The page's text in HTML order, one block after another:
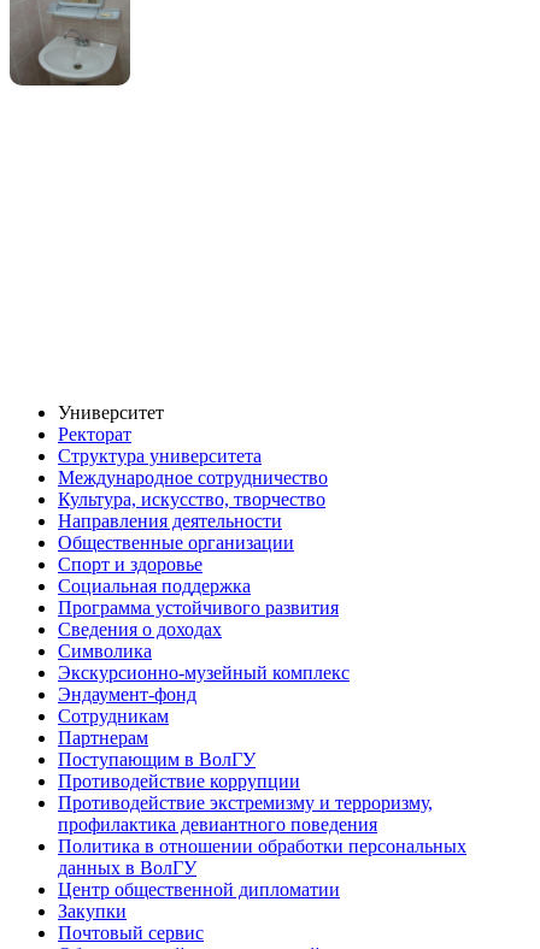
Университет
Ректорат
Структура университета
Международное сотрудничество
Культура, искусство, творчество
Направления деятельности
Общественные организации
Спорт и здоровье
Социальная поддержка
Программа устойчивого развития
Сведения о доходах
Символика
Экскурсионно-музейный комплекс
Эндаумент-фонд
Сотрудникам
Партнерам
Поступающим в ВолГУ
Противодействие коррупции
Противодействие экстремизму и терроризму,
профилактика девиантного поведения
Политика в отношении обработки персональных
данных в ВолГУ
Центр общественной дипломатии
Закупки
Почтовый сервис